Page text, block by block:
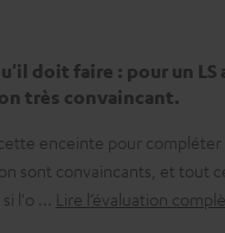
doit faire : pour un LS
très convaincant.
cette enceinte pour
sont convaincants, et tout
l'o
Lire l’évaluation